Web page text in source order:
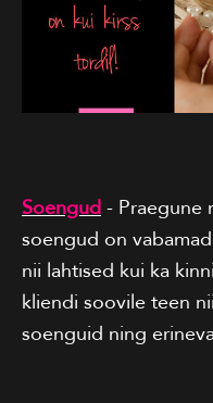
Soengud - Praegune
soengud on
nii lahtised kui ka
kliendi soovile teen
soenguid ning